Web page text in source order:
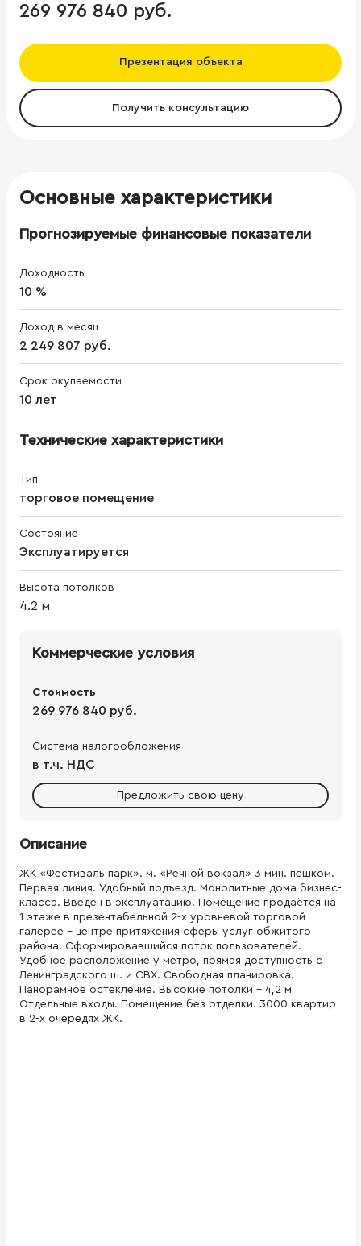
269 976 840 руб.
Презентация объекта
Получить консультацию
Основные характеристики
Прогнозируемые финансовые показатели
Доходность
10 %
Доход в месяц
2 249 807 руб.
Срок окупаемости
10 лет
Технические характеристики
Тип
торговое помещение
Состояние
Эксплуатируется
Высота потолков
4.2 м
Коммерческие условия
Стоимость
269 976 840 руб.
Система налогообложения
в т.ч. НДС
Предложить свою цену
Описание
ЖК «Фестиваль парк». м. «Речной вокзал» 3 мин. пешком.
Первая линия. Удобный подъезд. Монолитные дома бизнес-
класса. Введен в эксплуатацию. Помещение продаётся на
1 этаже в презентабельной 2-х уровневой торговой
галерее - центре притяжения сферы услуг обжитого
района. Сформировавшийся поток пользователей.
Удобное расположение у метро, прямая доступность с
Ленинградского ш. и СВХ. Свободная планировка.
Панорамное остекление. Высокие потолки - 4,2 м
Отдельные входы. Помещение без отделки. 3000 квартир
в 2-х очередях ЖК.